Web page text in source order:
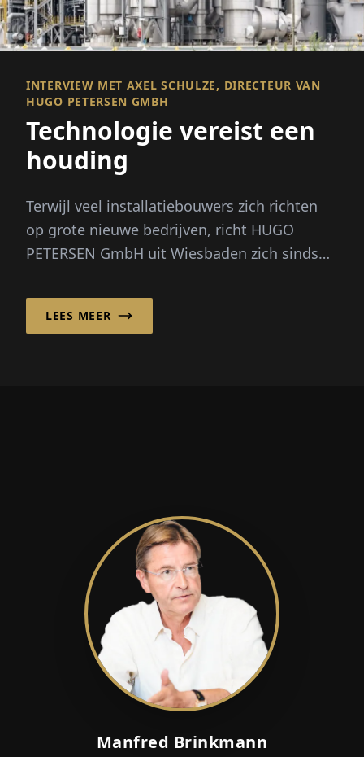
INTERVIEW MET AXEL SCHULZE, DIRECTEUR VAN
HUGO PETERSEN GMBH
Technologie vereist een
houding
Terwijl veel installatiebouwers zich richten
op grote nieuwe bedrijven, richt HUGO
PETERSEN GmbH uit Wiesbaden zich sinds
LEES MEER
Manfred Brinkmann